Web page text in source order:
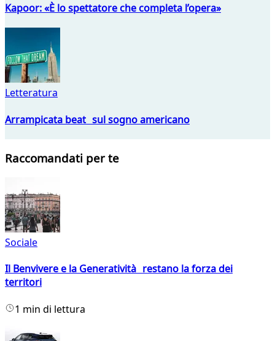
Kapoor: «È lo spettatore che completa l’opera»
Letteratura
Arrampicata beat sul sogno americano
Raccomandati per te
Sociale
Il Benvivere e la Generatività restano la forza dei
territori
1 min di lettura